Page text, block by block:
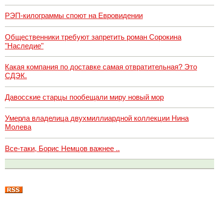
РЭП-килограммы споют на Евровидении
Общественники требуют запретить роман Сорокина
"Наследие"
Какая компания по доставке самая отвратительная? Это
СДЭК.
Давосские старцы пообещали миру новый мор
Умерла владелица двухмиллиардной коллекции Нина
Молева
Все-таки, Борис Немцов важнее ..